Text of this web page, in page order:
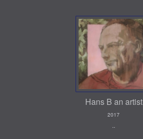
Hans B an artist
2017
..